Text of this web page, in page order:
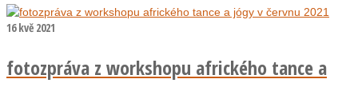
16kvě 2021
fotozpráva z workshopu afrického tance a